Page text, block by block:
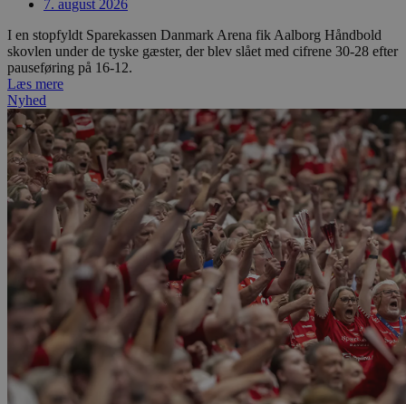
7. august 2026
I en stopfyldt Sparekassen Danmark Arena fik Aalborg Håndbold
skovlen under de tyske gæster, der blev slået med cifrene 30-28 efter
pauseføring på 16-12.
Læs mere
Nyhed